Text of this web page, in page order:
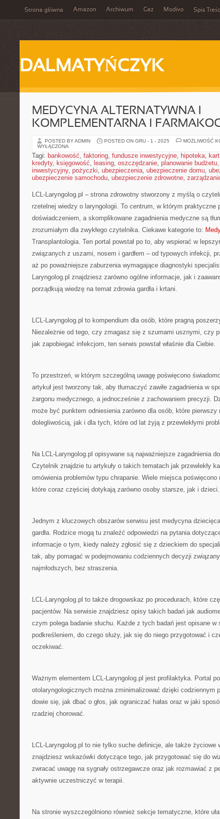
Strona główna Amazon Archiwum Gaz Modivo Spis
DALMATYŃCZYK
MEDYCYNA ALTERNATYWNA I
KOMPLEMENTARNA I
POSTED BY ADMIN POSTED ON GRU - 1 - 2025
MOŻLIWOŚĆ
WYŁĄCZONA
Tagi: bankowość, faktoring, fundusze inwestycyjne, hipoteka,
kredyty, księgowość, leasing, oszczędzanie, planowanie budżetu
inwestycyjny, pożyczki, ubezpieczenia, ubezpieczenie domu,
ubezpieczenie samochodu, ubezpieczenie zdrowotne,
LCL-Laryngolog.pl – strona zdrowotny stworzony z myślą o
rzetelnej wiedzy o laryngologii. To centrum, w którym praktyczne
doświadczeniem, a skomplikowane zagadnienia medyczne są
zrozumiałym dla zwykłego czytelnika. Ciekawe kategorie to:
Transplantologia. Ten portal powstał po to, aby wspierać w
związanych z uszami, nosem i gardłem – od typowych infekcji,
aż po poważniejsze zaburzenia wymagające diagnostyki
Laryngolog.pl znajdziesz zarówno ogólne informacje, jak i
porządkują wiedzę na temat zdrowia gardła i krtani.
LCL-Laryngolog.pl to kompendium dla osób, które pragną
Niezależnie od tego, czy zmagasz się z szumami usznymi, czy
jak zapobiegać infekcjom, ten serwis powstał właśnie dla Ciebie.
To przestrzeń, w którym szczególną uwagę poświęcono
artykuł jest tworzony tak, aby tłumaczyć zawiłe zagadnienia w
żargonu medycznego, a jednocześnie z zachowaniem precyzji.
może być punktem odniesienia zarówno dla osób, które
dolegliwością, jak i dla tych, które od lat żyją z przewlekłymi
Na LCL-Laryngolog.pl opisywane są najważniejsze zagadnienia
Czytelnik znajdzie tu artykuły o takich tematach jak przewlekły
omówienia problemów typu chrapanie. Wiele miejsca poświęcono
które coraz częściej dotykają zarówno osoby starsze, jak i dzieci.
Jednym z kluczowych obszarów serwisu jest medycyna
gardła. Rodzice mogą tu znaleźć odpowiedzi na pytania
informacje o tym, kiedy należy zgłosić się z dzieckiem do
tak, aby pomagać w podejmowaniu codziennych decyzji
najmłodszych, bez straszenia.
LCL-Laryngolog.pl to także drogowskaz po procedurach, które
pacjentów. Na serwisie znajdziesz opisy takich badań jak
czym polega badanie słuchu. Każde z tych badań jest opisane w
podkreśleniem, do czego służy, jak się do niego przygotować i
oczekiwać.
Ważnym elementem LCL-Laryngolog.pl jest profilaktyka. Portal
otolaryngologicznych można zminimalizować dzięki codziennym
dowie się, jak dbać o głos, jak ograniczać hałas oraz w jaki
rzadziej chorować.
LCL-Laryngolog.pl to nie tylko suche definicje, ale także życiowe
znajdziesz wskazówki dotyczące tego, jak przygotować się do
zwracać uwagę na sygnały ostrzegawcze oraz jak rozmawiać z
aktywnie uczestniczyć w terapii.
Na stronie wyszczególniono również sekcje tematyczne, które